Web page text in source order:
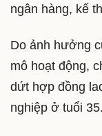
ngân hàng, kế
Do ảnh hưởng
mô hoạt động,
dứt hợp đồng
nghiệp ở tuổi 35.